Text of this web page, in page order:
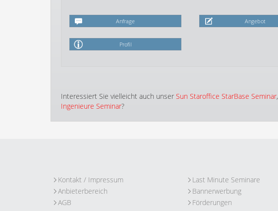
Anfrage Angebot
Profil
Interessiert Sie vielleicht auch unser Sun Staroffice StarBase Seminar,
Ingenieure Seminar?
Kontakt / Impressum
Anbieterbereich
AGB
Last Minute Seminare
Bannerwerbung
Förderungen